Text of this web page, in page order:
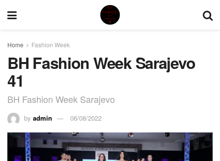
Home Fashion Week
BH Fashion Week Sarajevo
41
BH Fashion Week Sarajevo
by admin 06/08/2022